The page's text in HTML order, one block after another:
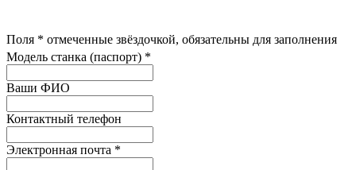
Поля * отмеченные звёздочкой, обязательны для заполнения
Модель станка (паспорт) *
Ваши ФИО
Контактный телефон
Электронная почта *